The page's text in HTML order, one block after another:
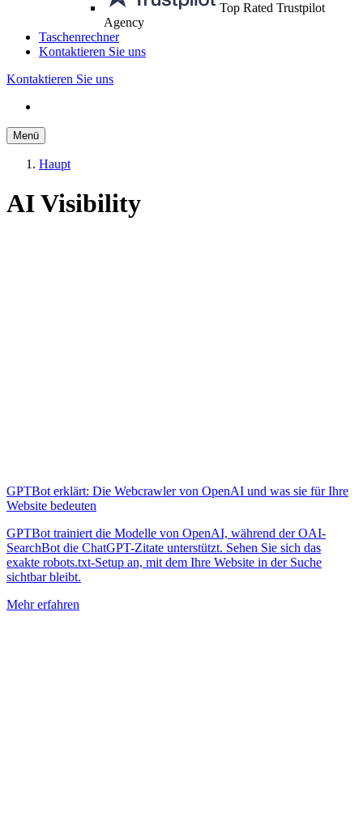
Top Rated Trustpilot
Agency
Taschenrechner
Kontaktieren Sie uns
Kontaktieren Sie uns
Menü
Haupt
AI Visibility
GPTBot erklärt: Die Webcrawler von OpenAI und was sie für Ihre
Website bedeuten
GPTBot trainiert die Modelle von OpenAI, während der OAI-
SearchBot die ChatGPT-Zitate unterstützt. Sehen Sie sich das
exakte robots.txt-Setup an, mit dem Ihre Website in der Suche
sichtbar bleibt.
Mehr erfahren